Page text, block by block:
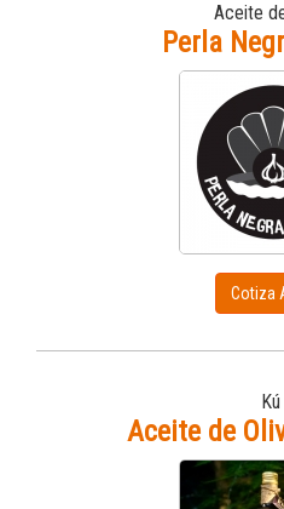
Aceite
Perla
Cotiza
Kú
Aceite de